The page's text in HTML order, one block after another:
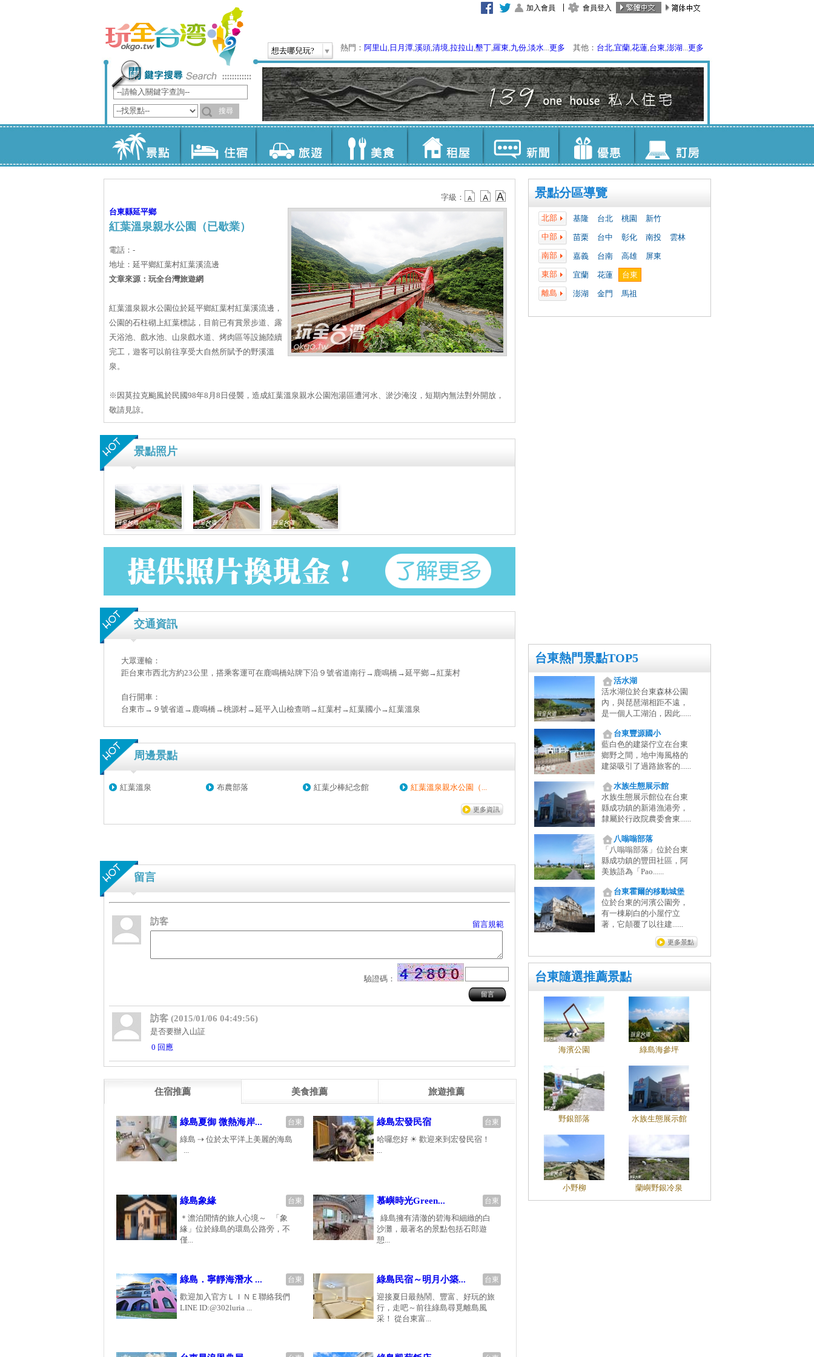
加入會員 會員登入
想去哪兒玩? 熱門： 阿里山, 日月潭,溪頭,清境,拉拉山,墾丁,羅東,九份,淡水...更多 其他： 台北,宜蘭,花蓮,台東,澎湖...更多
景點分區導覽
北部 基隆 台北 桃園
新竹
中部
苗栗 台中 彰化 南投
雲林
南部
嘉義 台南 高雄
屏東
東部
宜蘭 花蓮
台東
離島
澎湖 金門 馬祖
台東熱門景點TOP5
活水湖
活水湖位於台東森林公園
內，與琵琶湖相距不遠，
是一個人工湖泊，因此......
台東豐源國小
藍白色的建築佇立在台東
鄉野之間，地中海風格的
建築吸引了過路旅客的......
水族生態展示館
水族生態展示館位在台東
縣成功鎮的新港漁港旁，
隸屬於行政院農委會東......
八嗡嗡部落
「八嗡嗡部落」位於台東
縣成功鎮的豐田社區，阿
美族語為「Pao......
台東霍爾的移動城堡
位於台東的河濱公園旁，
有一棟刷白的小屋佇立
著，它顛覆了以往建......
更多景點
台東隨選推薦景點
海濱公園 綠島海參坪
野銀部落 水族生態展示館
小野柳 蘭嶼野銀冷泉
字級：
台東縣延平鄉
紅葉溫泉親水公園（已歇業）
電話：-
地址：延平鄉紅葉村紅葉溪流邊
文章來源：玩全台灣旅遊網
紅葉溫泉親水公園位於延平鄉紅葉村紅葉溪流邊，
公園的石柱砌上紅葉標誌，目前已有賞景步道、露
天浴池、戲水池、山泉戲水道、烤肉區等設施陸續
完工，遊客可以前往享受大自然所賦予的野溪溫
泉。
※因莫拉克颱風於民國98年8月8日侵襲，造成紅葉溫泉親水公園泡湯區遭河水、淤沙淹沒，短期內無法對外開放，
敬請見諒。
景點照片
交通資訊
大眾運輸：
距台東市西北方約23公里，搭乘客運可在鹿鳴橋站牌下沿９號省道南行→鹿鳴橋→延平鄉→紅葉村
自行開車：
台東市→９號省道→鹿鳴橋→桃源村→延平入山檢查哨→紅葉村→紅葉國小→紅葉溫泉
周邊景點
紅葉溫泉 布農部落 紅葉少棒紀念館 紅葉溫泉親水公園（...
更多資訊
留言
訪客 留言規範
驗證碼：
訪客 (2015/01/06 04:49:56)
是否要辦入山証
0 回應
住宿推薦 美食推薦 旅遊推薦
台東
綠島夏御 微熱海岸...
綠島 ⇢ 位於太平洋上美麗的海島
...
台東
綠島宏發民宿
哈囉您好 ☀ 歡迎來到宏發民宿！
...
台東
綠島象緣
＊澹泊閒情的旅人心境～ 「象
緣」位於綠島的環島公路旁，不
僅...
台東
慕嶼時光Green...
綠島擁有清澈的碧海和細緻的白
沙灘，最著名的景點包括石郎遊
憩...
台東
綠島．寧靜海潛水 ...
歡迎加入官方ＬＩＮＥ聯絡我們
LINE ID:@302luria ...
台東
綠島民宿～明月小築...
迎接夏日最熱鬧、豐富、好玩的旅
行，走吧～前往綠島尋覓離島風
采！ 從台東富...